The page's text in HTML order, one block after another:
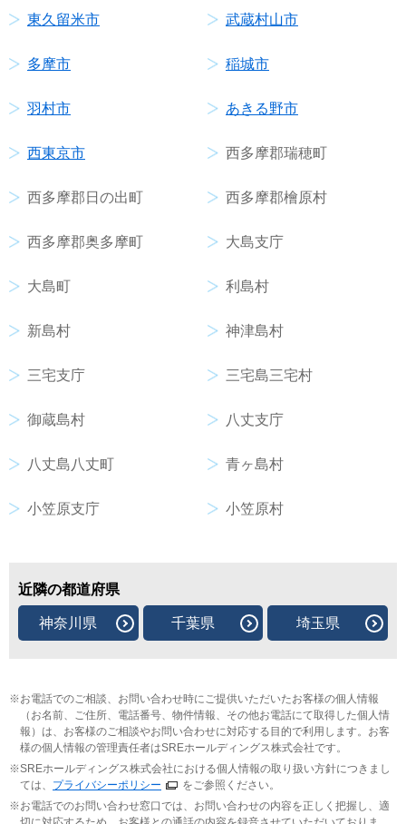
東久留米市 武蔵村山市
多摩市 稲城市
羽村市 あきる野市
西東京市 西多摩郡瑞穂町
西多摩郡日の出町 西多摩郡檜原村
西多摩郡奥多摩町 大島支庁
大島町 利島村
新島村 神津島村
三宅支庁 三宅島三宅村
御蔵島村 八丈支庁
八丈島八丈町 青ヶ島村
小笠原支庁 小笠原村
近隣の都道府県
神奈川県 千葉県 埼玉県
お電話でのご相談、お問い合わせ時にご提供いただいたお客様の個人情報
（お名前、ご住所、電話番号、物件情報、その他お電話にて取得した個人情
報）は、お客様のご相談やお問い合わせに対応する目的で利用します。お客
様の個人情報の管理責任者はSREホールディングス株式会社です。
SREホールディングス株式会社における個人情報の取り扱い方針につきまし
ては、 プライバシーポリシー
をご参照ください。
お電話でのお問い合わせ窓口では、お問い合わせの内容を正しく把握し、適